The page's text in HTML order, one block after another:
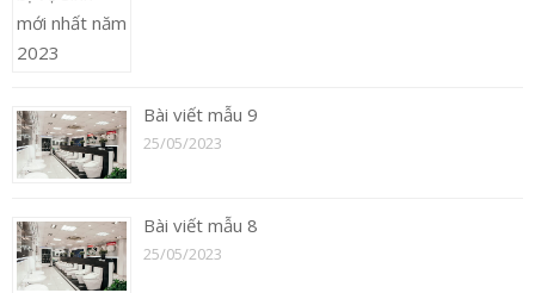
Bài viết mẫu 9
25/05/2023
Bài viết mẫu 8
25/05/2023